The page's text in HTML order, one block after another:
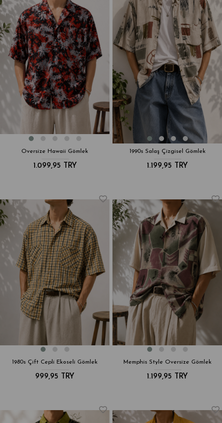
Oversize Hawaii Gömlek
1.099,95 TRY
1990s Salaş Çizgisel Gömlek
1.199,95 TRY
1980s Çift Cepli Ekoseli Gömlek
999,95 TRY
Memphis Style Oversize Gömlek
1.199,95 TRY